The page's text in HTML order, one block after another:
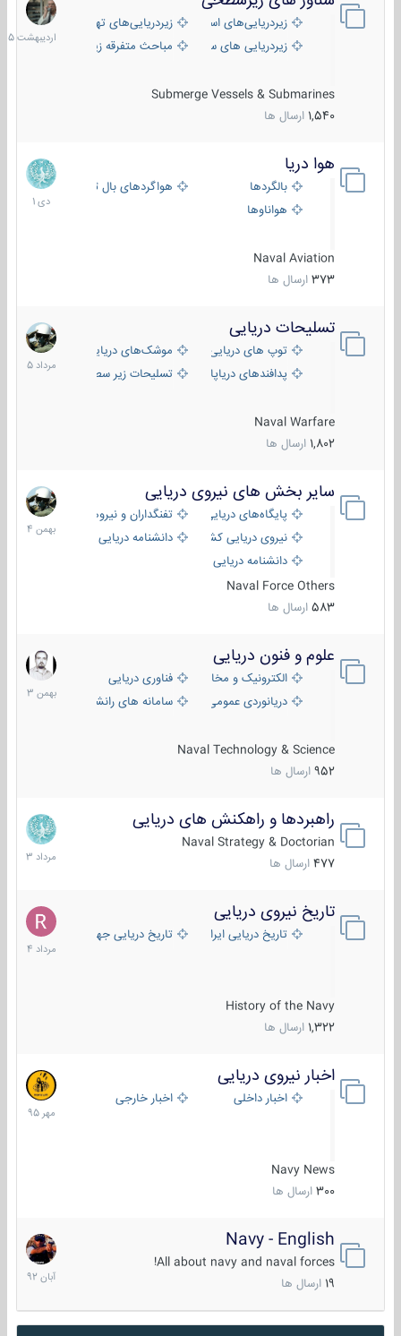
زیردریایی‌های استراتژیکزیردریایی‌های تهاجمی
زیردریایی های سبک
مباحث متفرقه زیرسطحی
Submerge Vessels & Submarines
1,540 ارسال ها
1405
هوا دریا
بالگردها
هواگردهای بال ثابت
هواناوها
Naval Aviation
373 ارسال ها
12
دی
1401
تسلیحات دریایی
توپ های دریایی
موشک‌های دریایی
پدافندهای دریاپایه
تسلیحات زیر سطحی
Naval Warfare
1,802 ارسال ها
2
مرداد
1405
سایر بخش های نیروی دریایی
پایگاه‌های دریایی
تفنگداران و نیروهای ویژه‌ی دریایی
نیروی دریایی کشورهای مختلفدانشنامه دریایی
دانشنامه دریایی کپی
Naval Force Others
583 ارسال ها
22
بهمن
1404
علوم و فنون دریایی
الکترونیک و مخابرات دریاییفناوری دریایی
دریانوردی عمومی
سامانه های رانشی دریایی
Naval Technology & Science
952 ارسال ها
6
بهمن
1403
راهبردها و راهکنش های دریایی
Naval Strategy & Doctorian
477 ارسال ها
2
مرداد
1403
تاریخ نیروی دریایی
تاریخ دریایی ایران تاریخ دریایی جهان
History of the Navy
1,322 ارسال ها
16
مرداد
1404
اخبار نیروی دریایی
اخبار داخلی اخبار خارجی
Navy News
300 ارسال ها
27
مهر
1395
Navy - English
All about navy and naval forces!
ارسال ها
22
آبان
1392